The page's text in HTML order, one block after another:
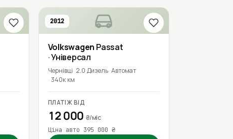
2012
Volkswagen Passat
· Універсал
Чернівці 2.0 Дизель Автомат
340к км
ПЛАТІЖ ВІД
12 000 ₴/міс
Ціна авто 395 000 ₴